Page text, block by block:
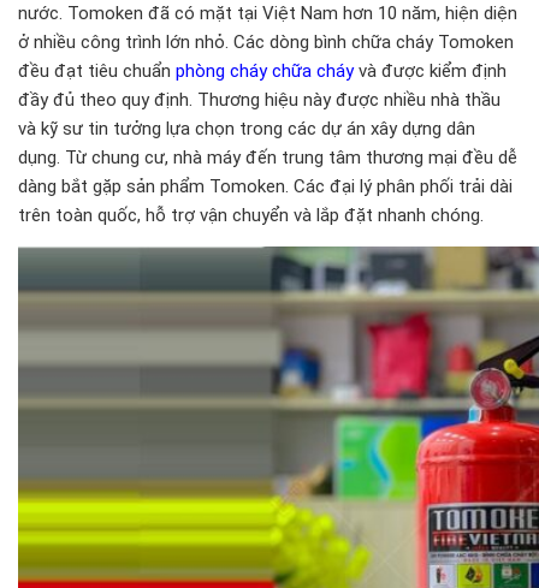
nước. Tomoken đã có mặt tại Việt Nam hơn 10 năm, hiện diện
ở nhiều công trình lớn nhỏ. Các dòng bình chữa cháy Tomoken
đều đạt tiêu chuẩn phòng cháy chữa cháyvà được kiểm định
đầy đủ theo quy định. Thương hiệu này được nhiều nhà thầu
và kỹ sư tin tưởng lựa chọn trong các dự án xây dựng dân
dụng. Từ chung cư, nhà máy đến trung tâm thương mại đều dễ
dàng bắt gặp sản phẩm Tomoken. Các đại lý phân phối trải dài
trên toàn quốc, hỗ trợ vận chuyển và lắp đặt nhanh chóng.